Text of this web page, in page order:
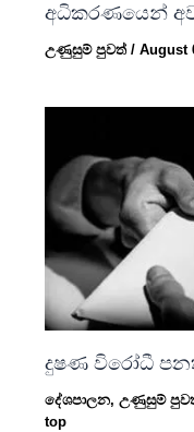
අධිකරණයෙන්
උණුසුම් පුවත්/August
දුෂණ විරෝධී
දේශපාලන,උණුසුම්
top